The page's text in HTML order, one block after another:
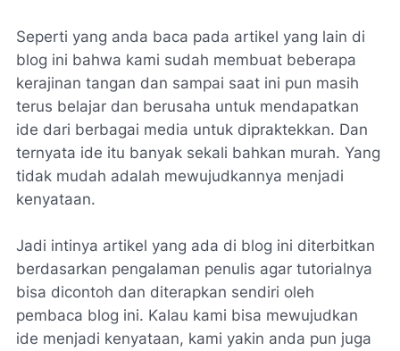
Seperti yang anda baca pada artikel yang lain di
blog ini bahwa kami sudah membuat beberapa
kerajinan tangan dan sampai saat ini pun masih
terus belajar dan berusaha untuk mendapatkan
ide dari berbagai media untuk dipraktekkan. Dan
ternyata ide itu banyak sekali bahkan murah. Yang
tidak mudah adalah mewujudkannya menjadi
kenyataan.
Jadi intinya artikel yang ada di blog ini diterbitkan
berdasarkan pengalaman penulis agar tutorialnya
bisa dicontoh dan diterapkan sendiri oleh
pembaca blog ini. Kalau kami bisa mewujudkan
ide menjadi kenyataan, kami yakin anda pun juga